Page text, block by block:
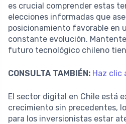
es crucial comprender estas
elecciones informadas que
posicionamiento favorable en
constante evolución.
futuro tecnológico chileno
CONSULTA TAMBIÉN: Haz clic
El sector digital en Chile está
crecimiento sin precedentes,
para los inversionistas estar